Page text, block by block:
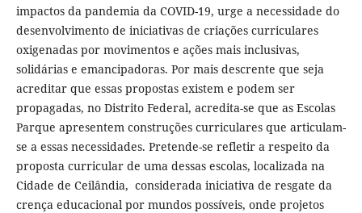
impactos da pandemia da COVID-19, urge a necessidade do
desenvolvimento de iniciativas de criações curriculares
oxigenadas por movimentos e ações mais inclusivas,
solidárias e emancipadoras. Por mais descrente que seja
acreditar que essas propostas existem e podem ser
propagadas, no Distrito Federal, acredita-se que as Escolas
Parque apresentem construções curriculares que articulam-
se a essas necessidades. Pretende-se refletir a respeito da
proposta curricular de uma dessas escolas, localizada na
Cidade de Ceilândia, considerada iniciativa de resgate da
crença educacional por mundos possíveis, onde projetos